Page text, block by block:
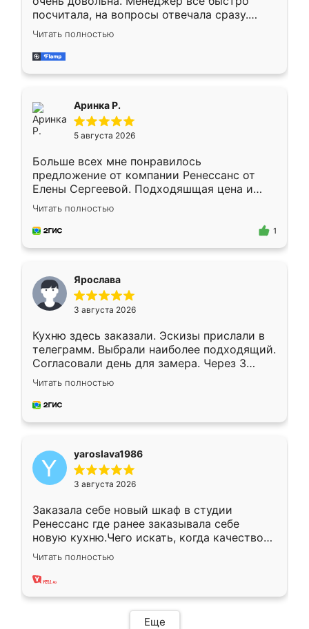
посчитала, на вопросы отвечала сразу.
Замерщик приехал в субботу, подошёл к
делу со всей ответственностью. Собрали
за день, ребята работали аккуратно, даже
Читать полностью
Аринка Р.
5 августа 2026
Больше всех мне понравилось
предложение от компании Ренессанс от
Елены Сергеевой. Подходяшщая цена и
короткие сроки изготовления. Приехавший
для замера сотрудник Владислав
предложил по моему эскизу самый
Читать полностью
1
Ярослава
3 августа 2026
Кухню здесь заказали. Эскизы прислали в
телеграмм. Выбрали наиболее подходящий.
Согласовали день для замера. Через 3
недели кухня была уже готова. Остались
довольны работой. Спасибо Ренессанс
мебель за качественную работу!
Читать полностью
yaroslava1986
3 августа 2026
Заказала себе новый шкаф в студии
Ренессанс где ранее заказывала себе
новую кухню.Чего искать, когда качеством
вполне довольна. Служит кухня уже почти
два года, нареканий нет.
Читать полностью
Еще